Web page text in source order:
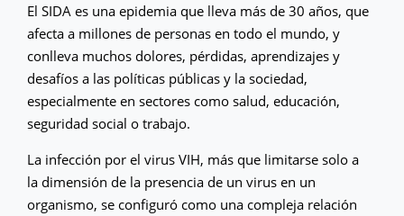
El SIDA es una epidemia que lleva más de 30 años, que
afecta a millones de personas en todo el mundo, y
conlleva muchos dolores, pérdidas, aprendizajes y
desafíos a las políticas públicas y la sociedad,
especialmente en sectores como salud, educación,
seguridad social o trabajo.
La infección por el virus VIH, más que limitarse solo a
la dimensión de la presencia de un virus en un
organismo, se configuró como una compleja relación